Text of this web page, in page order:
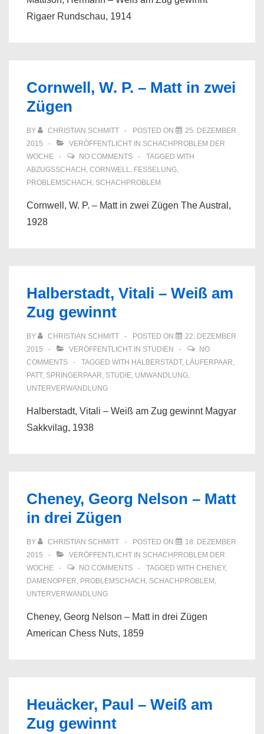
Rigaer Rundschau, 1914
Cornwell, W. P. – Matt in zwei
Zügen
BY CHRISTIAN SCHMITT POSTED ON
25. DEZEMBER
2015
VERÖFFENTLICHT IN SCHACHPROBLEM DER
WOCHE
NO COMMENTS
TAGGED WITH
ABZUGSSCHACH , CORNWELL, FESSELUNG,
PROBLEMSCHACH , SCHACHPROBLEM
Cornwell, W. P. – Matt in zwei Zügen The Austral,
1928
Halberstadt, Vitali – Weiß am
Zug gewinnt
BY CHRISTIAN SCHMITT POSTED ON
22. DEZEMBER
2015
VERÖFFENTLICHT IN STUDIEN
NO
COMMENTS
TAGGED WITH HALBERSTADT, LÄUFERPAAR,
PATT, SPRINGERPAAR, STUDIE, UMWANDLUNG,
UNTERVERWANDLUNG
Halberstadt, Vitali – Weiß am Zug gewinnt Magyar
Sakkvilag, 1938
Cheney, Georg Nelson – Matt
in drei Zügen
BY CHRISTIAN SCHMITT POSTED ON
18. DEZEMBER
2015
VERÖFFENTLICHT IN SCHACHPROBLEM DER
WOCHE
NO COMMENTS TAGGED WITH CHENEY,
DAMENOPFER, PROBLEMSCHACH , SCHACHPROBLEM ,
UNTERVERWANDLUNG
Cheney, Georg Nelson – Matt in drei Zügen
American Chess Nuts, 1859
Heuäcker, Paul – Weiß am
Zug gewinnt